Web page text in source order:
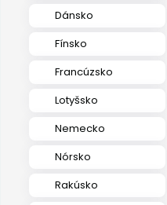
Dánsko
Fínsko
Francúzsko
Lotyšsko
Nemecko
Nórsko
Rakúsko